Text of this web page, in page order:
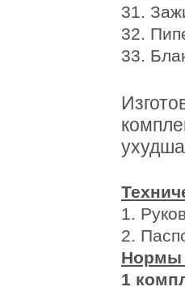
31.
32.
33.
1.
2.
Нормы
1